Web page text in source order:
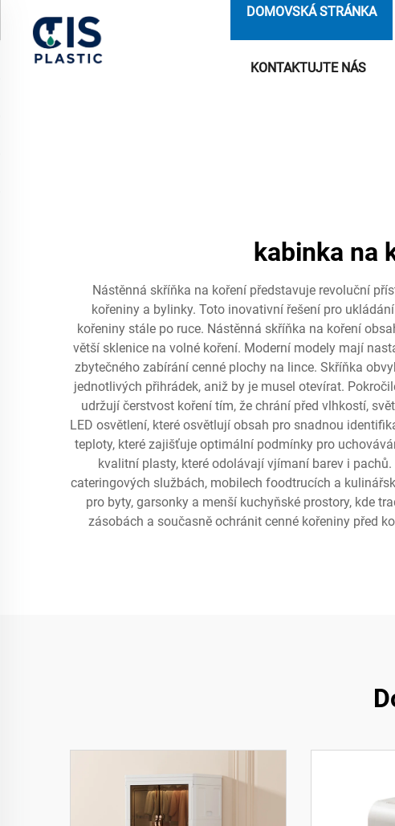
DOMOVSKÁ STRÁNKA
KONTAKTUJTE NÁS
kabinka na
Nástěnná skříňka na koření představuje revoluční
kořeniny a bylinky. Toto inovativní řešení pro
kořeniny stále po ruce. Nástěnná skříňka na koření
větší sklenice na volné koření. Moderní modely mají
zbytečného zabírání cenné plochy na lince. Skříňka
jednotlivých přihrádek, aniž by je musel otevírat.
udržují čerstvost koření tím, že chrání před vlhkostí,
LED osvětlení, které osvětlují obsah pro snadnou
teploty, které zajišťuje optimální podmínky pro
kvalitní plasty, které odolávají vjímaní barev i
cateringových službách, mobilech foodtrucích a
pro byty, garsonky a menší kuchyňské prostory, kde
zásobách a současně ochránit cenné kořeniny před